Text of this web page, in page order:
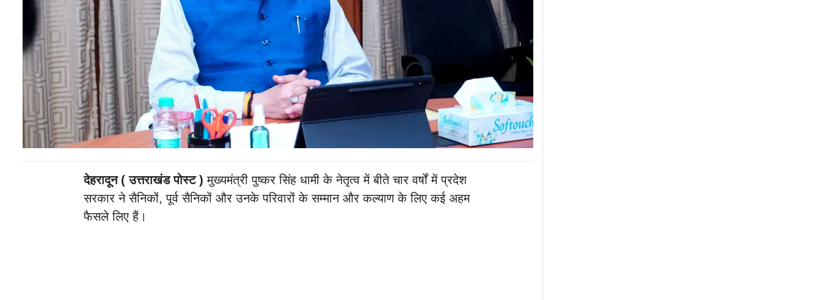
देहरादून ( उत्तराखंड पोस्ट )मुख्यमंत्री पुष्कर सिंह धामी के नेतृत्व में बीते चार वर्षों में प्रदेश
सरकार ने सैनिकों, पूर्व सैनिकों और उनके परिवारों के सम्मान और कल्याण के लिए कई अहम
फैसले लिए हैं।